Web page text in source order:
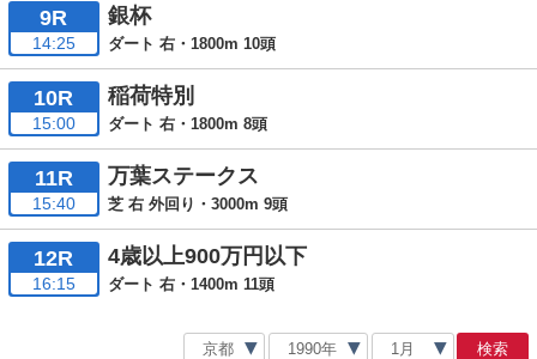
9R
14:25
銀杯
ダート 右・1800m 10頭
10R
15:00
稲荷特別
ダート 右・1800m 8頭
11R
15:40
万葉ステークス
芝 右 外回り・3000m 9頭
12R
16:15
4歳以上900万円以下
ダート 右・1400m 11頭
検索